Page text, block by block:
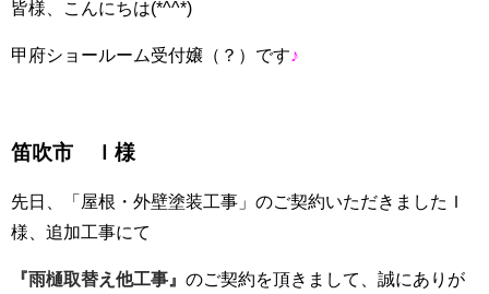
皆様、こんにちは(*^^*)
甲府ショールーム受付嬢（？）です♪
笛吹市 Ｉ様
先日、「屋根・外壁塗装工事」のご契約いただきましたＩ
様、追加工事にて
『雨樋取替え他工事』 のご契約を頂きまして、誠にありが